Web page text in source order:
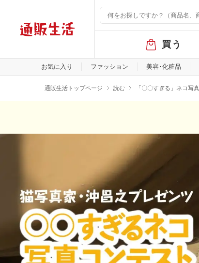
バ
ル
メ
買う
お気に入り ファッション 美容･化粧品
通販生活トップページ 読む 「〇〇すぎる」ネコ写